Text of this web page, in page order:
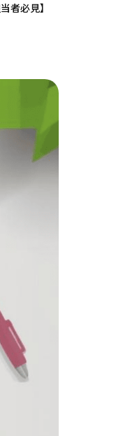
者必見】